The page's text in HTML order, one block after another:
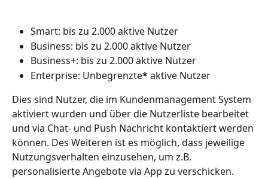
Smart: bis zu 2.000 aktive Nutzer
Business: bis zu 2.000 aktive Nutzer
Business+: bis zu 2.000 aktive Nutzer
Enterprise: Unbegrenzte* aktive Nutzer
Dies sind Nutzer, die im Kundenmanagement System
aktiviert wurden und über die Nutzerliste bearbeitet
und via Chat- und Push Nachricht kontaktiert werden
können. Des Weiteren ist es möglich, dass jeweilige
Nutzungsverhalten einzusehen, um z.B.
personalisierte Angebote via App zu verschicken.